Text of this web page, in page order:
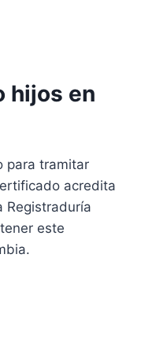
hijos en
para tramitar
acredita
Registraduría
este